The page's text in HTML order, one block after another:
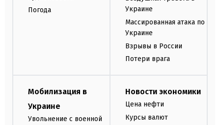
Погода
Украине
Массированная атака по
Украине
Взрывы в России
Потери врага
Мобилизация в
Украине
Увольнение с военной
Новости экономики
Цена нефти
Курсы валют